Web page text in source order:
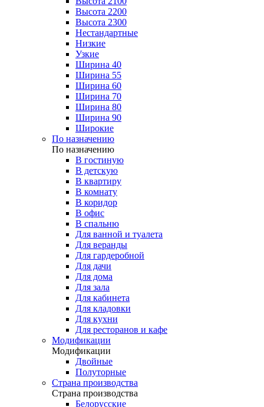
Высота 2200
Высота 2300
Нестандартные
Низкие
Узкие
Ширина 40
Ширина 55
Ширина 60
Ширина 70
Ширина 80
Ширина 90
Широкие
По назначению
По назначению
В гостиную
В детскую
В квартиру
В комнату
В коридор
В офис
В спальню
Для ванной и туалета
Для веранды
Для гардеробной
Для дачи
Для дома
Для зала
Для кабинета
Для кладовки
Для кухни
Для ресторанов и кафе
Модификации
Модификации
Двойные
Полуторные
Страна производства
Страна производства
Белорусские